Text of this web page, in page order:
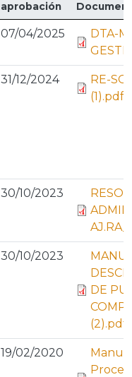
aprobación
07/04/2025
DTA-
31/12/2024
RE-
(1).pdf
30/10/2023
30/10/2023
DE
(2).pdf
19/02/2020